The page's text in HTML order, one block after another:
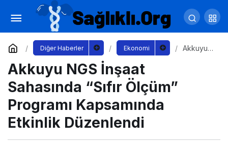
Diğer Haberler Ekonomi
Akkuyu
Akkuyu NGS İnşaat
Sahasında “Sıfır Ölçüm”
Programı Kapsamında
Etkinlik Düzenlendi
Yol ve sürüş güvenliği için 7 derece ısının
altında kış lastiği öneriliyor
Yorum Yap Paylaş